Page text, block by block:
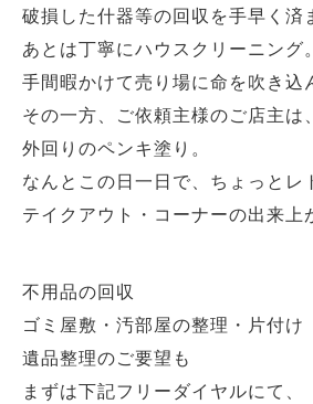
破損した什器等の回収を手早く済
あとは丁寧にハウスクリーニング。
手間暇かけて売り場に命を吹き込
その一方、ご依頼主様のご店主は、
外回りのペンキ塗り。
なんとこの日一日で、ちょっとレ
テイクアウト・コーナーの出来上
不用品の回収
ゴミ屋敷・汚部屋の整理・片付け
遺品整理のご要望も
まずは下記フリーダイヤルにて、